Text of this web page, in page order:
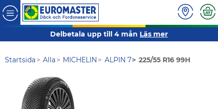
Delbetala upp till 4 mån Läs mer
Startsida Alla MICHELIN ALPIN 7 225/55 R16 99H